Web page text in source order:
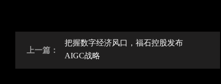
上一篇：
把握数字经济风口，福石控股发布
AIGC战略